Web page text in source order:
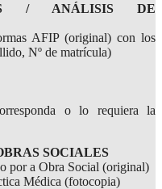
/ ANÁLISIS DE
AFIP (original) con los
Nº de matrícula)
o lo requiera la
SOCIALES
por a Obra Social (original)
Médica (fotocopia)